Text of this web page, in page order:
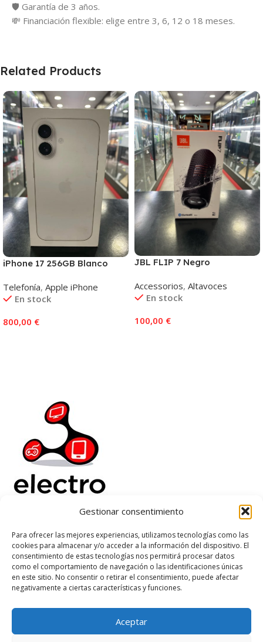
Gestionar consentimiento
Para ofrecer las mejores experiencias, utilizamos tecnologías como las
cookies para almacenar y/o acceder a la información del dispositivo. El
consentimiento de estas tecnologías nos permitirá procesar datos
como el comportamiento de navegación o las identificaciones únicas
en este sitio. No consentir o retirar el consentimiento, puede afectar
negativamente a ciertas características y funciones.
Aceptar
🛡️ Garantía de 3 años.
💸 Financiación flexible: elige entre 3, 6, 12 o 18 meses.
Related Products
iPhone 17 256GB Blanco
Telefonía, Apple iPhone
En stock
800,00 €
JBL FLIP 7 Negro
Accessorios, Altavoces
En stock
100,00 €
Electrorenover
Ayuda
Legal
Suscribete